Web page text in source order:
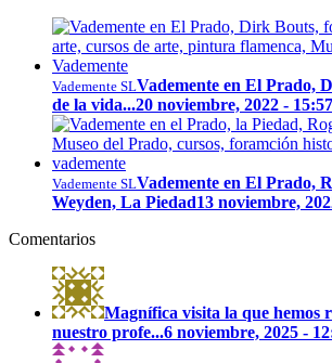
Vademente SLVademente en El Prado,
de la vida...20 noviembre, 2022 - 15:57
Vademente SLVademente en El Prado,
Weyden, La Piedad13 noviembre,
Comentarios
Magnífica visita la que hemos
nuestro profe...6 noviembre, 2025 -